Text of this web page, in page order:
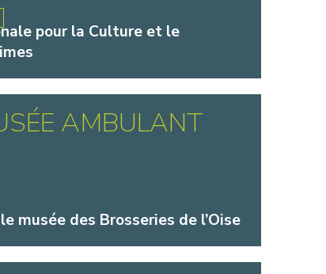
pour la Culture et le
AMBULANT
musée des Brosseries de l’Oise